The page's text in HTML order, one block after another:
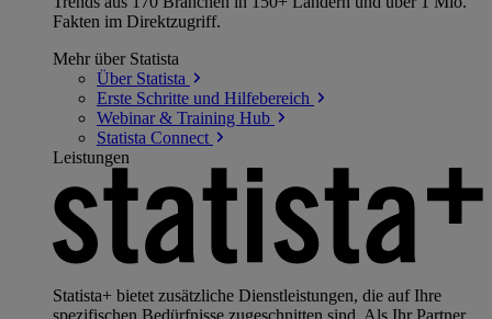
Fakten im Direktzugriff.
Mehr über Statista
Über Statista
Erste Schritte und Hilfebereich
Webinar & Training Hub
Statista Connect
Leistungen
Statista+ bietet zusätzliche Dienstleistungen, die auf Ihre
spezifischen Bedürfnisse zugeschnitten sind. Als Ihr Partner